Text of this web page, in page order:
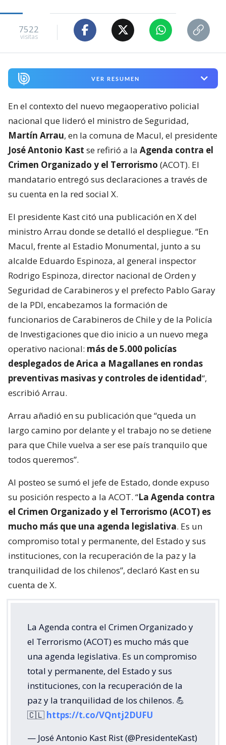
7522
visitas
VER RESUMEN
En el contexto del nuevo megaoperativo policial
nacional que lideró el ministro de Seguridad,
Martín Arrau, en la comuna de Macul, el presidente
José Antonio Kast se refirió a la Agenda contra el
Crimen Organizado y el Terrorismo (ACOT). El
mandatario entregó sus declaraciones a través de
su cuenta en la red social X.
El presidente Kast citó una publicación en X del
ministro Arrau donde se detalló el despliegue. “En
Macul, frente al Estadio Monumental, junto a su
alcalde Eduardo Espinoza, al general inspector
Rodrigo Espinoza, director nacional de Orden y
Seguridad de Carabineros y el prefecto Pablo Garay
de la PDI, encabezamos la formación de
funcionarios de Carabineros de Chile y de la Policía
de Investigaciones que dio inicio a un nuevo mega
operativo nacional: más de 5.000 policías
desplegados de Arica a Magallanes en rondas
preventivas masivas y controles de identidad“,
escribió Arrau.
Arrau añadió en su publicación que “queda un
largo camino por delante y el trabajo no se detiene
para que Chile vuelva a ser ese país tranquilo que
todos queremos”.
Al posteo se sumó el jefe de Estado, donde expuso
su posición respecto a la ACOT. “La Agenda contra
el Crimen Organizado y el Terrorismo (ACOT) es
mucho más que una agenda legislativa. Es un
compromiso total y permanente, del Estado y sus
instituciones, con la recuperación de la paz y la
tranquilidad de los chilenos”, declaró Kast en su
cuenta de X.
La Agenda contra el Crimen Organizado y
el Terrorismo (ACOT) es mucho más que
una agenda legislativa. Es un compromiso
total y permanente, del Estado y sus
instituciones, con la recuperación de la
paz y la tranquilidad de los chilenos. 💪
🇨🇱 https://t.co/VQntj2DUFU
— José Antonio Kast Rist (@PresidenteKast)